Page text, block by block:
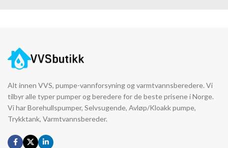
Alt innen VVS, pumpe-vannforsyning og varmtvannsberedere. Vi
tilbyr alle typer pumper og beredere for de beste prisene i Norge.
Vi har Borehullspumper, Selvsugende, Avløp/Kloakk pumpe,
Trykktank, Varmtvannsbereder.